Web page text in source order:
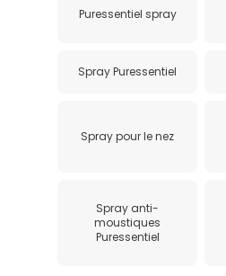
Puressentiel spray
Spray Puressentiel
Spray pour le nez
Spray anti-
moustiques
Puressentiel